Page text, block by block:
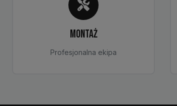
MONTAŻ
Profesjonalna ekipa